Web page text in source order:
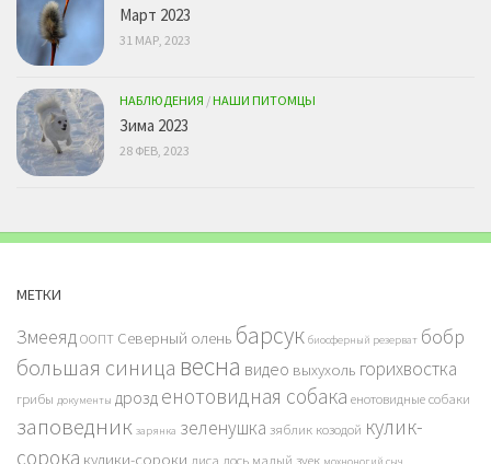
Март 2023
31 МАР, 2023
НАБЛЮДЕНИЯ /НАШИ ПИТОМЦЫ
Зима 2023
28 ФЕВ, 2023
МЕТКИ
ЗмееядООПТ Северный олень барсук биосферный резерват бобр
большая синица весна видео выхухоль горихвостка
грибы документы дрозд енотовидная собака енотовидные собаки
заповедник зарянка зеленушка зяблик козодой кулик-
сорока кулики-сороки лиса лось малый зуек